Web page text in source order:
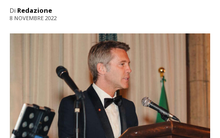
Di Redazione
8 NOVEMBRE 2022